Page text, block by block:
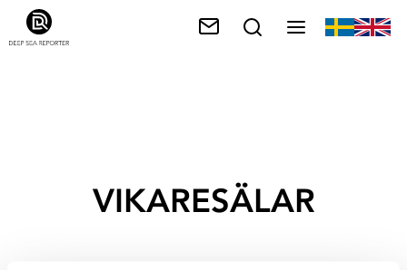
VIKARESÄLAR